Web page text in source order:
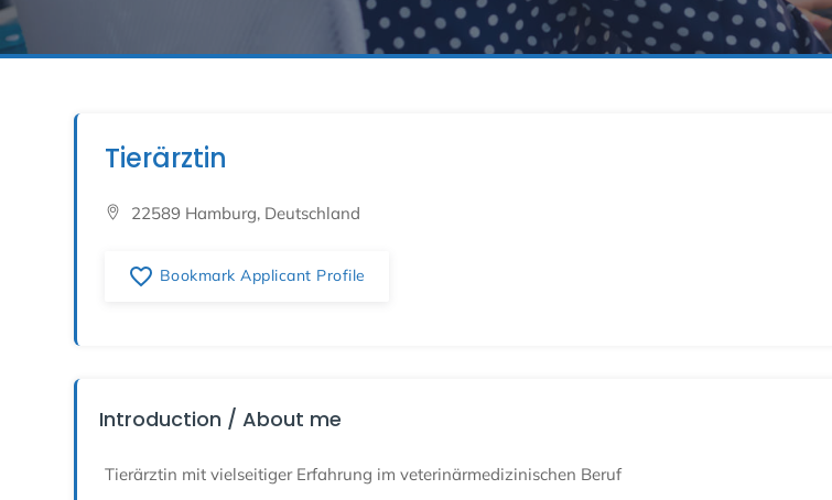
Tierärztin
22589 Hamburg, Deutschland
favorite_border Bookmark Applicant Profile
Introduction / About me
Tierärztin mit vielseitiger Erfahrung im veterinärmedizinischen Beruf